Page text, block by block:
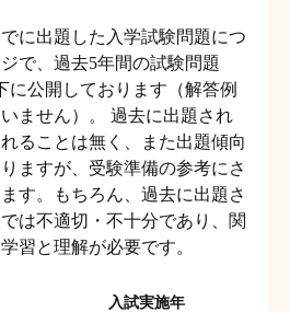
に出題した入学試験問題につ
で、過去5年間の試験問題
に公開しております（解答例
ません）。 過去に出題され
ることは無く、また出題傾向
ますが、受験準備の参考にさ
す。もちろん、過去に出題さ
は不適切・不十分であり、関
習と理解が必要です。
入試実施年